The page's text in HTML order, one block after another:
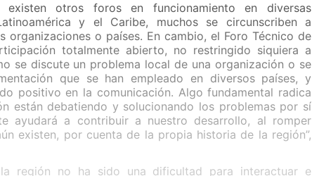
otros foros en funcionamiento en diversas
y el Caribe, muchos se circunscriben a
organizaciones o países. En cambio, el Foro Técnico de
totalmente abierto, no restringido siquiera a
se discute un problema local de una organización o se
que se han empleado en diversos países, y
positivo en la comunicación. Algo fundamental radica
están debatiendo y solucionando los problemas por sí
ayudará a contribuir a nuestro desarrollo, al romper
existen, por cuenta de la propia historia de la región”,
región no ha sido una dificultad para interactuar e